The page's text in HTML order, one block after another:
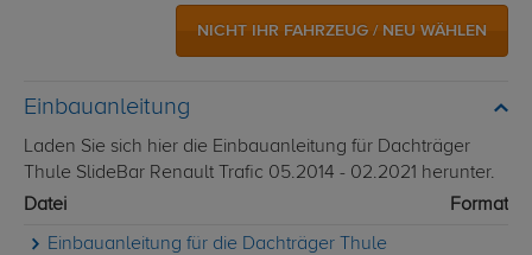
NICHT IHR FAHRZEUG / NEU WÄHLEN
Einbauanleitung
Laden Sie sich hier die Einbauanleitung für Dachträger
Thule SlideBar Renault Trafic 05.2014 - 02.2021 herunter.
Datei
Format
Einbauanleitung für die Dachträger Thule